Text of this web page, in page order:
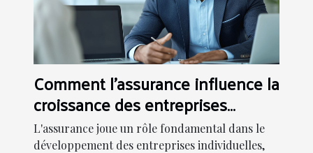
Comment l'assurance influence la
croissance des entreprises
individuelles ?
L'assurance joue un rôle fondamental dans le
développement des entreprises individuelles,